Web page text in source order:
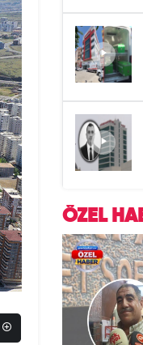
ÖZEL